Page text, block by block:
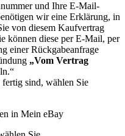
und Ihre E-Mail-
wir eine Erklärung, in
von diesem Kaufvertrag
können diese per E-Mail, per
einer Rückgabeanfrage
„Vom Vertrag
sind, wählen Sie
in Mein eBay